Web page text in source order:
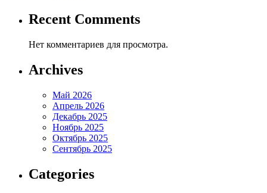
Recent Comments
Нет комментариев для просмотра.
Archives
Май 2026
Апрель 2026
Декабрь 2025
Ноябрь 2025
Октябрь 2025
Сентябрь 2025
Categories